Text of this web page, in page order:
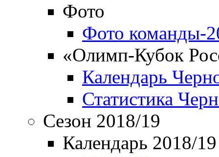
Фото
Фото команды-
«Олимп-Кубок
Календарь
Статистика
Сезон 2018/19
Календарь 2018/19